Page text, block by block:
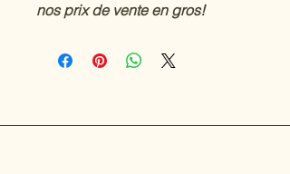
nos prix de vente en gros!